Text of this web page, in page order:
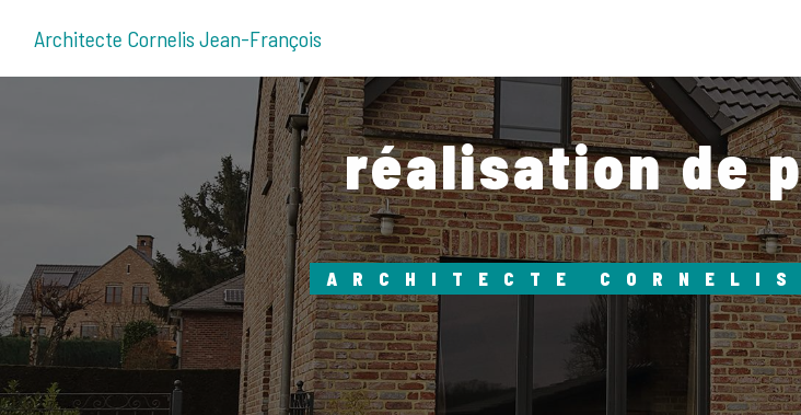
Architecte Cornelis Jean-François
réalisation de
ARCHITECTE